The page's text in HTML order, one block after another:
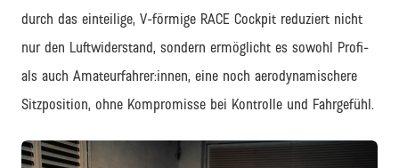
durch das einteilige, V-förmige RACE Cockpit reduziert nicht
nur den Luftwiderstand, sondern ermöglicht es sowohl Profi-
als auch Amateurfahrer:innen, eine noch aerodynamischere
Sitzposition, ohne Kompromisse bei Kontrolle und Fahrgefühl.